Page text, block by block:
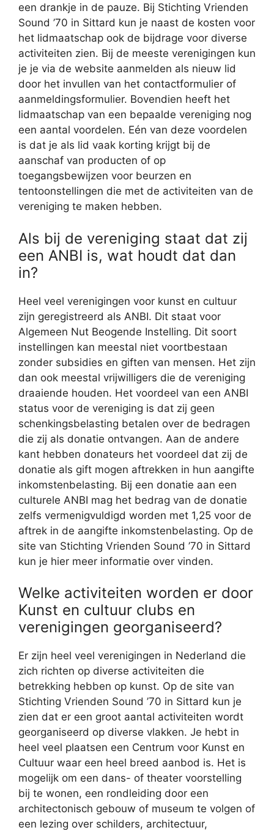
een drankje in de pauze. Bij Stichting Vrienden
Sound ’70 in Sittard kun je naast de kosten voor
het lidmaatschap ook de bijdrage voor diverse
activiteiten zien. Bij de meeste verenigingen kun
je je via de website aanmelden als nieuw lid
door het invullen van het contactformulier of
aanmeldingsformulier. Bovendien heeft het
lidmaatschap van een bepaalde vereniging nog
een aantal voordelen. Eén van deze voordelen
is dat je als lid vaak korting krijgt bij de
aanschaf van producten of op
toegangsbewijzen voor beurzen en
tentoonstellingen die met de activiteiten van de
vereniging te maken hebben.
Als bij de vereniging staat dat zij
een ANBI is, wat houdt dat dan
in?
Heel veel verenigingen voor kunst en cultuur
zijn geregistreerd als ANBI. Dit staat voor
Algemeen Nut Beogende Instelling. Dit soort
instellingen kan meestal niet voortbestaan
zonder subsidies en giften van mensen. Het zijn
dan ook meestal vrijwilligers die de vereniging
draaiende houden. Het voordeel van een ANBI
status voor de vereniging is dat zij geen
schenkingsbelasting betalen over de bedragen
die zij als donatie ontvangen. Aan de andere
kant hebben donateurs het voordeel dat zij de
donatie als gift mogen aftrekken in hun aangifte
inkomstenbelasting. Bij een donatie aan een
culturele ANBI mag het bedrag van de donatie
zelfs vermenigvuldigd worden met 1,25 voor de
aftrek in de aangifte inkomstenbelasting. Op de
site van Stichting Vrienden Sound ’70 in Sittard
kun je hier meer informatie over vinden.
Welke activiteiten worden er door
Kunst en cultuur clubs en
verenigingen georganiseerd?
Er zijn heel veel verenigingen in Nederland die
zich richten op diverse activiteiten die
betrekking hebben op kunst. Op de site van
Stichting Vrienden Sound ’70 in Sittard kun je
zien dat er een groot aantal activiteiten wordt
georganiseerd op diverse vlakken. Je hebt in
heel veel plaatsen een Centrum voor Kunst en
Cultuur waar een heel breed aanbod is. Het is
mogelijk om een dans- of theater voorstelling
bij te wonen, een rondleiding door een
architectonisch gebouw of museum te volgen of
een lezing over schilders, architectuur,